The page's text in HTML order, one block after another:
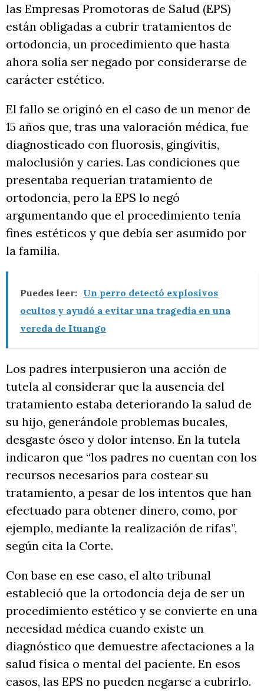
las Empresas Promotoras de Salud (EPS)
están obligadas a cubrir tratamientos de
ortodoncia, un procedimiento que hasta
ahora solía ser negado por considerarse de
carácter estético.
El fallo se originó en el caso de un menor de
15 años que, tras una valoración médica, fue
diagnosticado con fluorosis, gingivitis,
maloclusión y caries. Las condiciones que
presentaba requerían tratamiento de
ortodoncia, pero la EPS lo negó
argumentando que el procedimiento tenía
fines estéticos y que debía ser asumido por
la familia.
Puedes leer: Un perro detectó explosivos
ocultos y ayudó a evitar una tragedia en una
vereda de Ituango
Los padres interpusieron una acción de
tutela al considerar que la ausencia del
tratamiento estaba deteriorando la salud de
su hijo, generándole problemas bucales,
desgaste óseo y dolor intenso. En la tutela
indicaron que “los padres no cuentan con los
recursos necesarios para costear su
tratamiento, a pesar de los intentos que han
efectuado para obtener dinero, como, por
ejemplo, mediante la realización de rifas”,
según cita la Corte.
Con base en ese caso, el alto tribunal
estableció que la ortodoncia deja de ser un
procedimiento estético y se convierte en una
necesidad médica cuando existe un
diagnóstico que demuestre afectaciones a la
salud física o mental del paciente. En esos
casos, las EPS no pueden negarse a cubrirlo.